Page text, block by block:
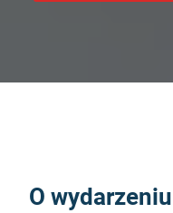
O wydarzeniu